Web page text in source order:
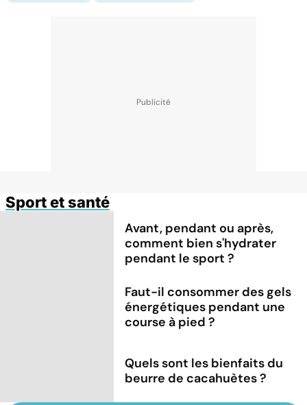
Sport et santé
Avant, pendant ou après,
comment bien s'hydrater
pendant le sport ?
Faut-il consommer des gels
énergétiques pendant une
course à pied ?
Quels sont les bienfaits du
beurre de cacahuètes ?